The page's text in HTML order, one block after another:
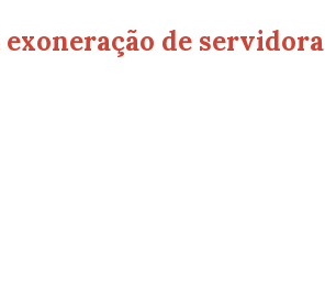
de servidora